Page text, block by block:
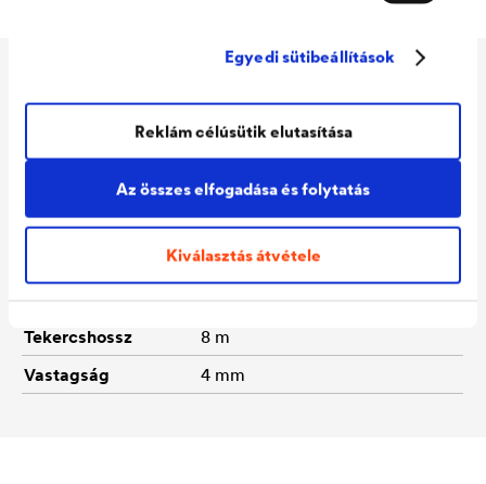
Egyedi sütibeállítások
Az összes elfogadása és folytatás
Kiválasztás átvétele
Reklám célúsütik elutasítása
Műszaki adatok
Felhasználás
+ 5 °C-tól (környezeti és
felület hőmérséklet)
Működőképesség
-20 °C-tól +80 °C-ig
Tekercsszélesség
12 mm
Tekercshossz
8 m
Vastagság
4 mm